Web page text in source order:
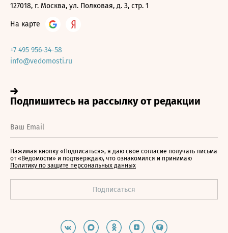
127018, г. Москва, ул. Полковая, д. 3, стр. 1
На карте
+7 495 956-34-58
info@vedomosti.ru
Нажимая кнопку «Подписаться», я даю свое согласие получать письма
от «Ведомости» и подтверждаю, что ознакомился и принимаю
Политику по защите персональных данных